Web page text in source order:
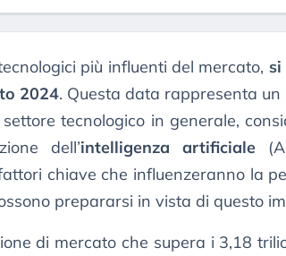
più influenti del mercato,
2024. Questa data rappresenta
tecnologico in generale,
dell’intelligenza artificiale
chiave che influenzeranno la
prepararsi in vista di questo
di mercato che supera i 3,18